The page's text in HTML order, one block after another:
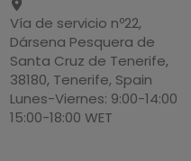
Vía de servicio nº22,
Dársena Pesquera de
Santa Cruz de Tenerife,
38180, Tenerife, Spain
Lunes-Viernes: 9:00-14:00
15:00-18:00 WET